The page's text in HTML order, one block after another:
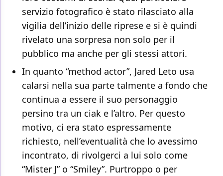
servizio fotografico è stato rilasciato alla
vigilia dell’inizio delle riprese e si è quindi
rivelato una sorpresa non solo per il
pubblico ma anche per gli stessi attori.
In quanto “method actor”, Jared Leto usa
calarsi nella sua parte talmente a fondo che
continua a essere il suo personaggio
persino tra un ciak e l’altro. Per questo
motivo, ci era stato espressamente
richiesto, nell’eventualità che lo avessimo
incontrato, di rivolgerci a lui solo come
“Mister J” o “Smiley”. Purtroppo o per